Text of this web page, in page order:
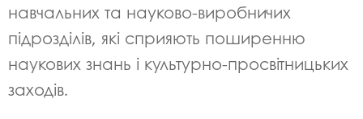
навчальних та науково-виробничих
підрозділів, які сприяють поширенню
наукових знань і культурно‑просвітницьких
заходів.